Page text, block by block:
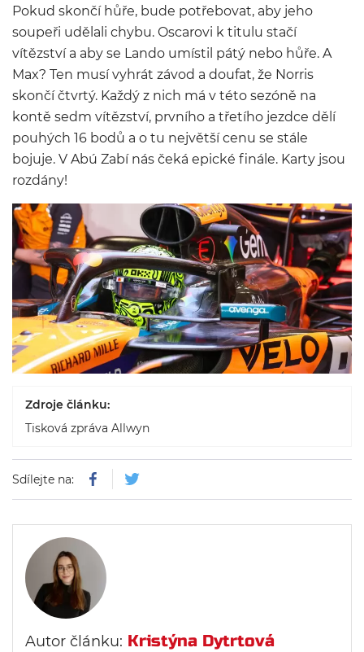
Pokud skončí hůře, bude potřebovat, aby jeho
soupeři udělali chybu. Oscarovi k titulu stačí
vítězství a aby se Lando umístil pátý nebo hůře. A
Max? Ten musí vyhrát závod a doufat, že Norris
skončí čtvrtý. Každý z nich má v této sezóně na
kontě sedm vítězství, prvního a třetího jezdce dělí
pouhých 16 bodů a o tu největší cenu se stále
bojuje. V Abú Zabí nás čeká epické finále. Karty jsou
rozdány!
Zdroje článku:
Tisková zpráva Allwyn
Sdílejte na:
Autor článku: Kristýna Dytrtová